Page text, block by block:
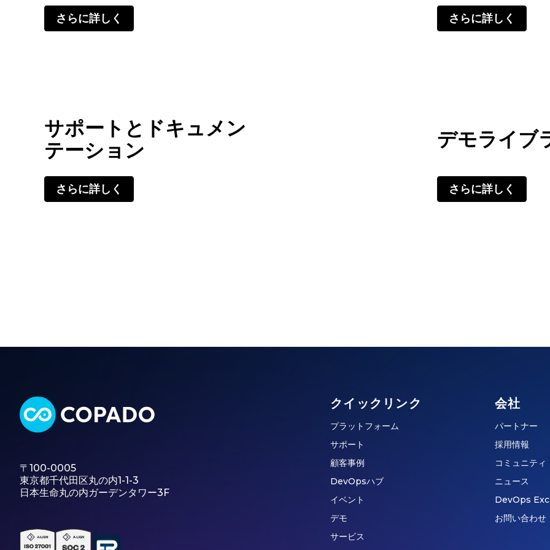
さらに詳しく さらに詳しく
サポートとドキュメン
テーション
さらに詳しく
デモライブ
さらに詳しく
〒100-0005
東京都千代田区丸の内1-1-3
日本生命丸の内ガーデンタワー3F
クイックリンク
プラットフォーム
サポート
顧客事例
DevOpsハブ
イベント
デモ
サービス
会社
パートナー
採用情報
コミュニティ
ニュース
DevOps
お問い合わせ